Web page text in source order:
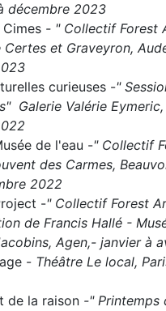
décembre 2023
- " Collectif Forest
Certes et Graveyron,
curieuses -"
Galerie Valérie
de l'eau -" Collectif
des Carmes,
2022
-" Collectif Forest
de Francis Hallé -
Agen,- janvier à
- Théâtre Le local,
de la raison -" Printemps